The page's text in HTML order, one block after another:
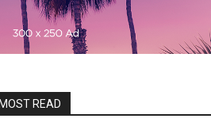
READ